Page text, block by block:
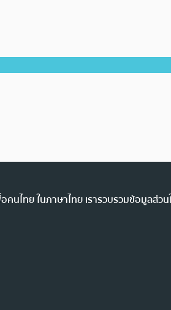
นไทย ในภาษาไทย เรารวบรวมข้อมูลส่